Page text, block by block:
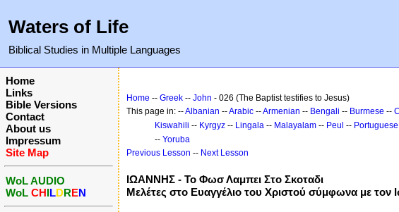
Waters of Life
Biblical Studies in Multiple Languages
Home
Links
Bible Versions
Contact
About us
Impressum
Site Map
WoL AUDIO
WoL CHILDREN
Home -- Greek -- John - 026 (The Baptist testifies to Jesus)
This page in: --Albanian --Arabic --Armenian -- Bengali -- Burmese --
Kiswahili -- Kyrgyz -- Lingala -- Malayalam -- Peul -- Portuguese
-- Yoruba
Previous Lesson -- Next Lesson
ΙΩΑΝΝΗΣ - Το Φωσ Λαμπει Στο Σκοταδι
Μελέτες στο Ευαγγέλιο του Χριστού σύμφωνα με τον